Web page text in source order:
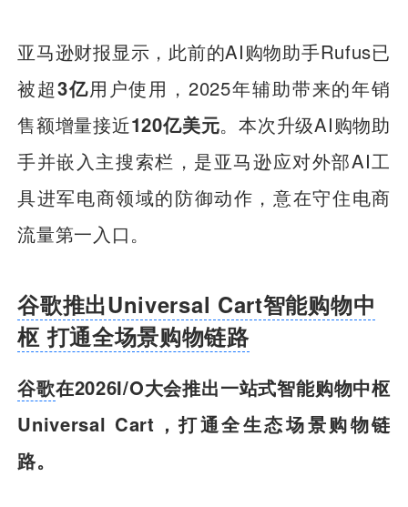
亚马逊财报显示，此前的AI购物助手Rufus已
被超3亿用户使用，2025年辅助带来的年销
售额增量接近120亿美元。本次升级AI购物助
手并嵌入主搜索栏，是亚马逊应对外部AI工
具进军电商领域的防御动作，意在守住电商
流量第一入口。
谷歌推出Universal Cart智能购物中
枢 打通全场景购物链路
谷歌在2026I/O大会推出一站式智能购物中枢
Universal Cart，打通全生态场景购物链
路。